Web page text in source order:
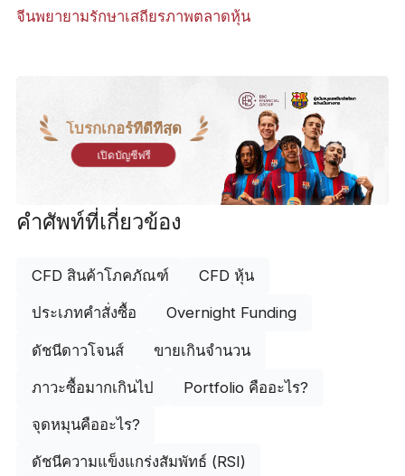
จีนพยายามรักษาเสถียรภาพตลาดหุ้น
โบรกเกอร์ที่ดีที่สุด
เปิดบัญชีฟรี
คำศัพท์ที่เกี่ยวข้อง
CFD สินค้าโภคภัณฑ์ CFD หุ้น
ประเภทคำสั่งซื้อ Overnight Funding
ดัชนีดาวโจนส์ ขายเกินจำนวน
ภาวะซื้อมากเกินไป Portfolio คืออะไร?
จุดหมุนคืออะไร?
ดัชนีความแข็งแกร่งสัมพัทธ์ (RSI)